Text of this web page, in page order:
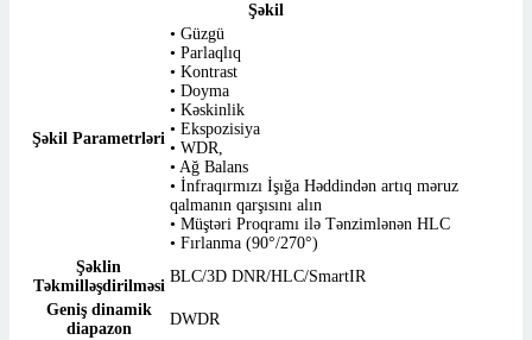
Şəkil
Şəkil Parametrləri
• Güzgü
• Parlaqlıq
• Kontrast
• Doyma
• Kəskinlik
• Ekspozisiya
• WDR,
• Ağ Balans
• İnfraqırmızı İşığa Həddindən artıq məruz
qalmanın qarşısını alın
• Müştəri Proqramı ilə Tənzimlənən HLC
• Fırlanma (90°/270°)
Şəklin
Təkmilləşdirilməsi
BLC/3D DNR/HLC/SmartIR
Geniş dinamik
diapazon
DWDR